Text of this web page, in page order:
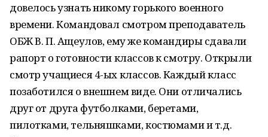
довелось узнать никому горького военного
времени. Командовал смотром преподаватель
ОБЖ В. П. Ащеулов, ему же командиры сдавали
рапорт о готовности классов к смотру. Открыли
смотр учащиеся 4-ых классов. Каждый класс
позаботился о внешнем виде. Они отличались
друг от друга футболками, беретами,
пилотками, тельняшками, костюмами и т.д.